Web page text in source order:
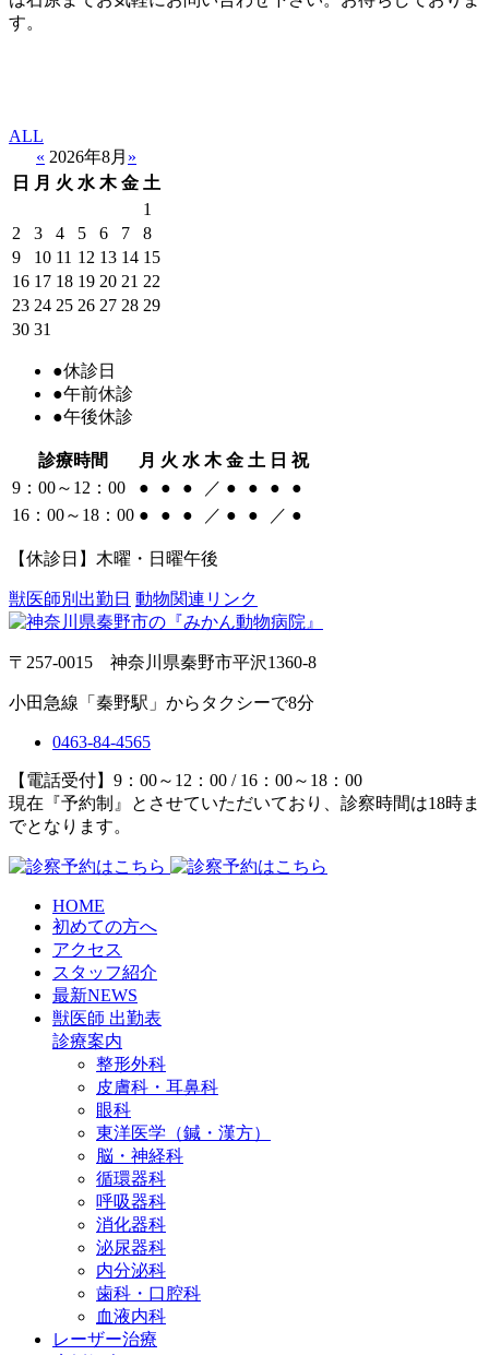
す。
ALL
« 2026年8月 »
日
月 火 水 木 金 土
1
2
3 4 5 6 7
8
9
10 11 12 13 14 15
16 17 18 19 20 21 22
23 24 25 26 27 28 29
30 31
●休診日
●午前休診
●午後休診
診療時間 月 火 水 木 金 土 日 祝
9：00～12：00
● ● ● ／ ● ● ●
●
16：00～18：00 ● ● ● ／ ● ● ／ ●
【休診日】木曜・日曜午後
獣医師別出勤日 動物関連リンク
〒257-0015 神奈川県秦野市平沢1360-8
小田急線「秦野駅」からタクシーで8分
0463-84-4565
【電話受付】9：00～12：00 / 16：00～18：00
現在『予約制』とさせていただいており、診察時間は18時ま
でとなります。
HOME
初めての方へ
アクセス
スタッフ紹介
最新NEWS
獣医師 出勤表
診療案内
整形外科
皮膚科・耳鼻科
眼科
東洋医学（鍼・漢方）
脳・神経科
循環器科
呼吸器科
消化器科
泌尿器科
内分泌科
歯科・口腔科
血液内科
レーザー治療